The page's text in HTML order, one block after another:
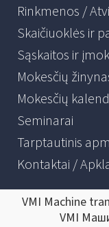
Rinkmenos /
Skaičiuoklės ir
Sąskaitos ir
Mokesčių
Mokesčių
Seminarai
Tarptautinis
Kontaktai /
VMI Machine
VMI